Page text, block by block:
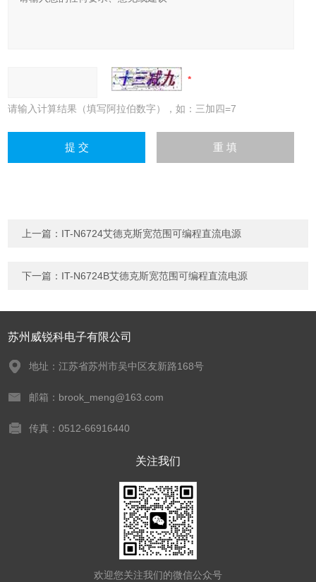
请输入计算结果（填写阿拉伯数字），如：三加四=7
上一篇： IT-N6724艾德克斯宽范围可编程直流电源
下一篇： IT-N6724B艾德克斯宽范围可编程直流电源
苏州威锐科电子有限公司
地址：江苏省苏州市吴中区友新路168号
邮箱：brook_meng@163.com
传真：0512-66916440
关注我们
欢迎您关注我们的微信公众号